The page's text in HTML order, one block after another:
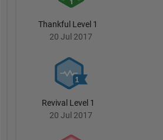
Thankful Level 1
20 Jul 2017
Revival Level 1
20 Jul 2017